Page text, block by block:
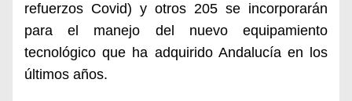
refuerzos Covid) y otros 205 se incorporarán
para el manejo del nuevo equipamiento
tecnológico que ha adquirido Andalucía en los
últimos años.